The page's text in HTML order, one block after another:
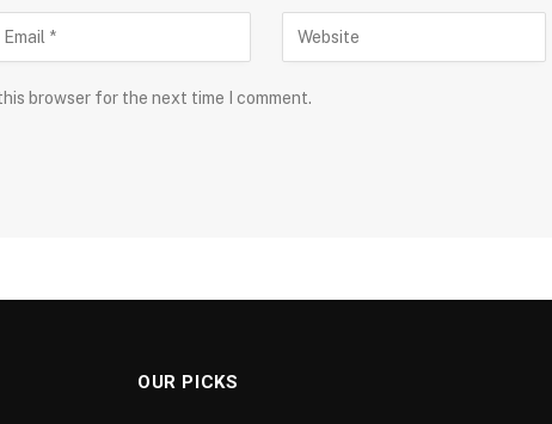
browser for the next time I comment.
OUR PICKS